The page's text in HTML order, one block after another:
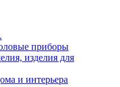
приборы
изделия для
и интерьера